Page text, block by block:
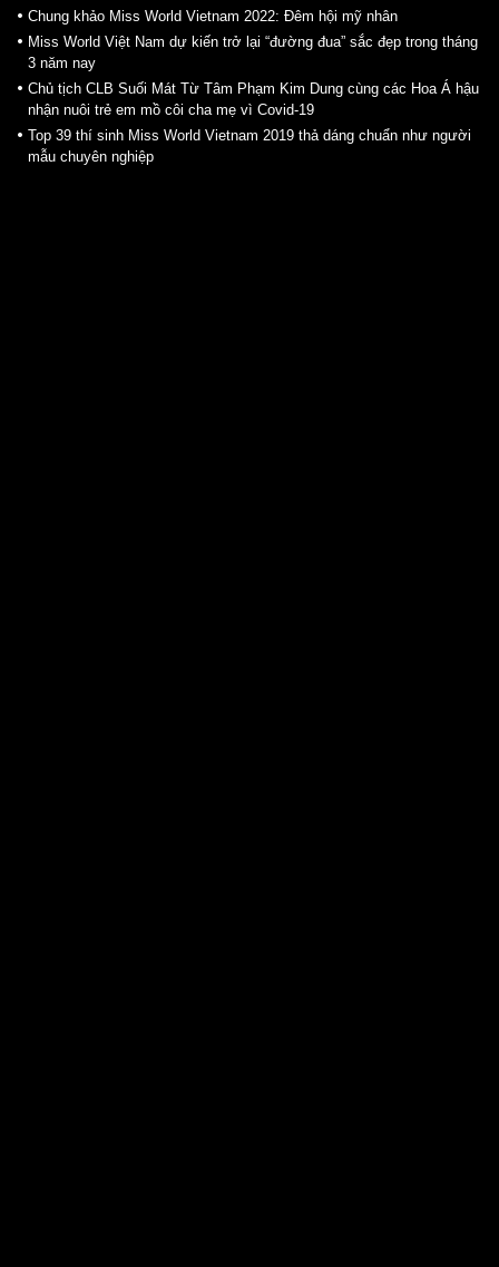
Chung khảo Miss World Vietnam 2022: Đêm hội mỹ nhân
Miss World Việt Nam dự kiến trở lại “đường đua” sắc đẹp trong tháng
3 năm nay
Chủ tịch CLB Suối Mát Từ Tâm Phạm Kim Dung cùng các Hoa Á hậu
nhận nuôi trẻ em mồ côi cha mẹ vì Covid-19
Top 39 thí sinh Miss World Vietnam 2019 thả dáng chuẩn như người
mẫu chuyên nghiệp